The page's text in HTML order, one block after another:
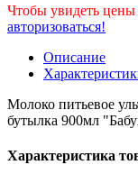
Чтобы увидеть
авторизоваться!
Описание
Молоко питьевое
бутылка 900мл
Характеристика